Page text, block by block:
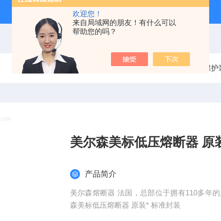
欢迎您！
来自局域网的朋友！有什么可以
帮助您的吗？
当前位置：首页 产品中心 电气保护
美尔森美标低压熔断器 原
产品简介
美尔森熔断器 法国，总部位于拥有110多年
森美标低压熔断器 原装* 标准封装